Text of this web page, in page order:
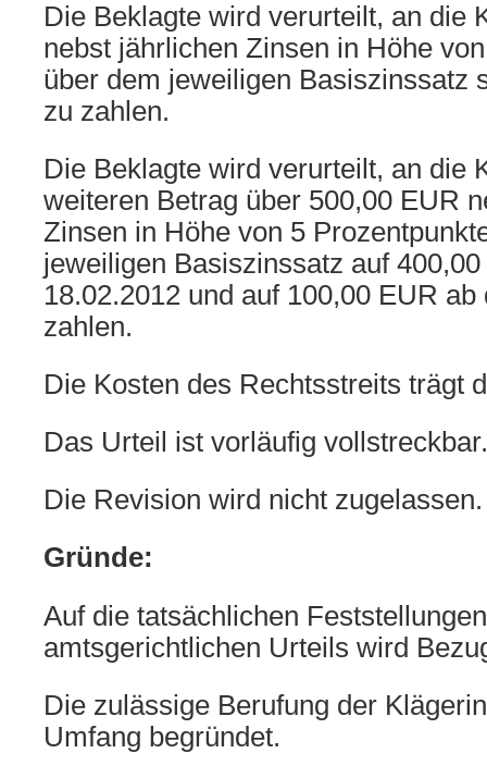
Die Beklagte wird verurteilt, an die
nebst jährlichen Zinsen in Höhe
über dem jeweiligen Basiszinssatz
zu zahlen.
Die Beklagte wird verurteilt, an die
weiteren Betrag über 500,00 EUR
Zinsen in Höhe von 5
jeweiligen Basiszinssatz auf
18.02.2012 und auf 100,00 EUR
zahlen.
Die Kosten des Rechtsstreits trägt
Das Urteil ist vorläufig vollstreckbar.
Die Revision wird nicht zugelassen.
Gründe:
Auf die tatsächlichen
amtsgerichtlichen Urteils wird
Die zulässige Berufung der
Umfang begründet.